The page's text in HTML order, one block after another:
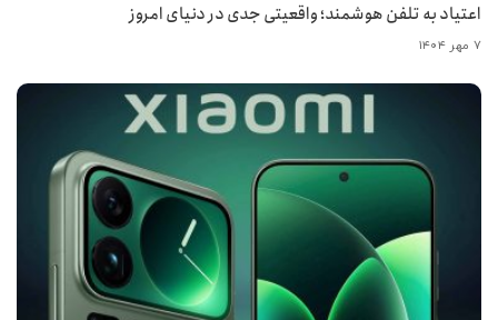
اعتیاد به تلفن هوشمند؛ واقعیتی جدی در دنیای امروز
۷ مهر ۱۴۰۴